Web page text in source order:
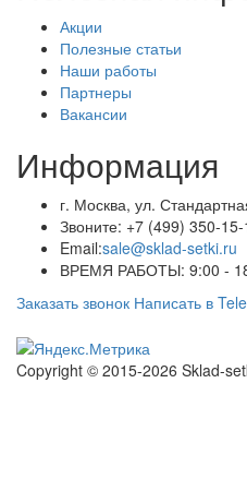
Акции
Полезные статьи
Наши работы
Партнеры
Вакансии
Информация
г. Москва, ул.
Звоните: +7 (499) 350-
Email:sale@sklad-setki.ru
ВРЕМЯ РАБОТЫ: 9:00 -
Заказать звонок Написать в
Copyright © 2015-2026 Sklad-